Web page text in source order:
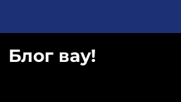
Блог вау!